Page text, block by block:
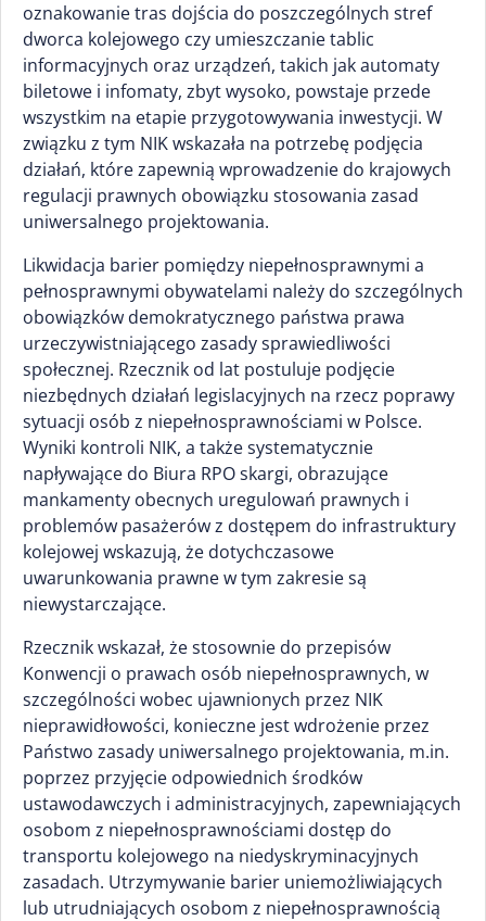
oznakowanie tras dojścia do poszczególnych stref
dworca kolejowego czy umieszczanie tablic
informacyjnych oraz urządzeń, takich jak automaty
biletowe i infomaty, zbyt wysoko, powstaje przede
wszystkim na etapie przygotowywania inwestycji. W
związku z tym NIK wskazała na potrzebę podjęcia
działań, które zapewnią wprowadzenie do krajowych
regulacji prawnych obowiązku stosowania zasad
uniwersalnego projektowania.
Likwidacja barier pomiędzy niepełnosprawnymi a
pełnosprawnymi obywatelami należy do szczególnych
obowiązków demokratycznego państwa prawa
urzeczywistniającego zasady sprawiedliwości
społecznej. Rzecznik od lat postuluje podjęcie
niezbędnych działań legislacyjnych na rzecz poprawy
sytuacji osób z niepełnosprawnościami w Polsce.
Wyniki kontroli NIK, a także systematycznie
napływające do Biura RPO skargi, obrazujące
mankamenty obecnych uregulowań prawnych i
problemów pasażerów z dostępem do infrastruktury
kolejowej wskazują, że dotychczasowe
uwarunkowania prawne w tym zakresie są
niewystarczające.
Rzecznik wskazał, że stosownie do przepisów
Konwencji o prawach osób niepełnosprawnych, w
szczególności wobec ujawnionych przez NIK
nieprawidłowości, konieczne jest wdrożenie przez
Państwo zasady uniwersalnego projektowania, m.in.
poprzez przyjęcie odpowiednich środków
ustawodawczych i administracyjnych, zapewniających
osobom z niepełnosprawnościami dostęp do
transportu kolejowego na niedyskryminacyjnych
zasadach. Utrzymywanie barier uniemożliwiających
lub utrudniających osobom z niepełnosprawnością